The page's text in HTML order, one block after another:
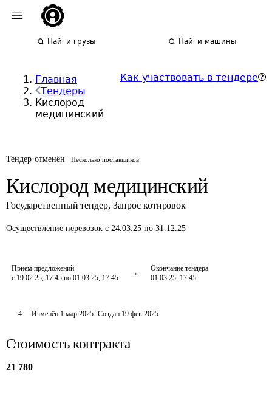
Найти грузы Найти машины
Главная
Тендеры
Кислород
медицинский
Как участвовать в тендере
Тендер отменён Несколько поставщиков
Кислород медицинский
Государственный тендер, Запрос котировок
Осуществление перевозок с 24.03.25 по 31.12.25
Приём предложений
с 19.02.25, 17:45 по 01.03.25, 17:45
Окончание тендера
01.03.25, 17:45
4 Изменён 1 мар 2025. Создан 19 фев 2025
Стоимость контракта
21 780